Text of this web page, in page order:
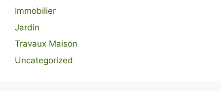
Immobilier
Jardin
Travaux Maison
Uncategorized